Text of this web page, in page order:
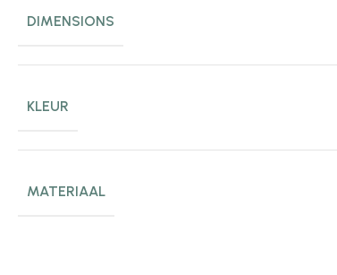
DIMENSIONS
KLEUR
MATERIAAL